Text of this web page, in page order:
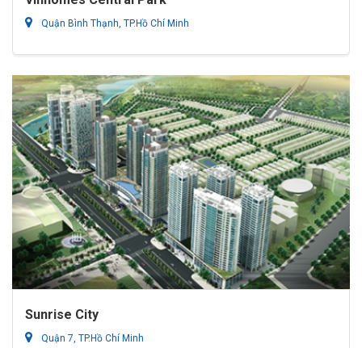
Quận Bình Thạnh, TP.Hồ Chí Minh
Sunrise City
Quận 7, TP.Hồ Chí Minh